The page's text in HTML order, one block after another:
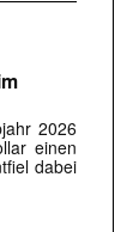
2026
einen
dabei